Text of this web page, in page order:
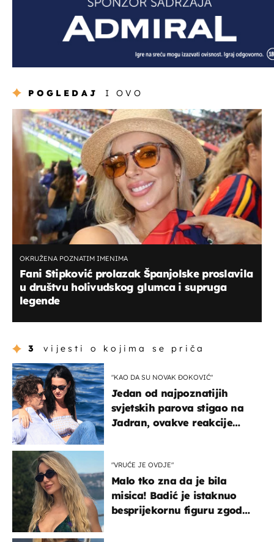
POGLEDAJ I OVO
OKRUŽENA POZNATIM IMENIMA
Fani Stipković prolazak Španjolske proslavila
u društvu holivudskog glumca i supruga
legende
3 vijesti o kojima se priča
"KAO DA SU NOVAK ĐOKOVIĆ"
Jedan od najpoznatijih
svjetskih parova stigao na
Jadran, ovakve reakcije
"VRUĆE JE OVDJE"
Malo tko zna da je bila
misica! Badić je istaknuo
besprijekornu figuru zgodne